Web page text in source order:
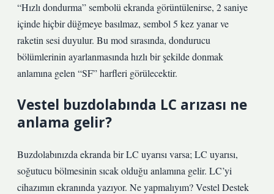
“Hızlı dondurma” sembolü ekranda görüntülenirse, 2 saniye
içinde hiçbir düğmeye basılmaz, sembol 5 kez yanar ve
raketin sesi duyulur. Bu mod sırasında, dondurucu
bölümlerinin ayarlanmasında hızlı bir şekilde donmak
anlamına gelen “SF” harfleri görülecektir.
Vestel buzdolabında LC arızası ne
anlama gelir?
Buzdolabınızda ekranda bir LC uyarısı varsa; LC uyarısı,
soğutucu bölmesinin sıcak olduğu anlamına gelir. LC’yi
cihazımın ekranında yazıyor. Ne yapmalıyım? Vestel Destek